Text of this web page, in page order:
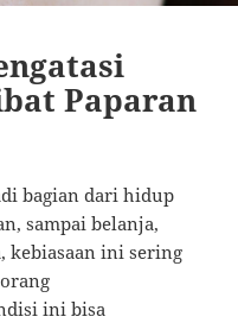
Paparan
bagian dari hidup
sampai belanja,
kebiasaan ini sering
ini bisa